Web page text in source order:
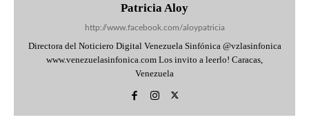
Patricia Aloy
http://www.facebook.com/aloypatricia
Directora del Noticiero Digital Venezuela Sinfónica @vzlasinfonica
www.venezuelasinfonica.com Los invito a leerlo! Caracas,
Venezuela